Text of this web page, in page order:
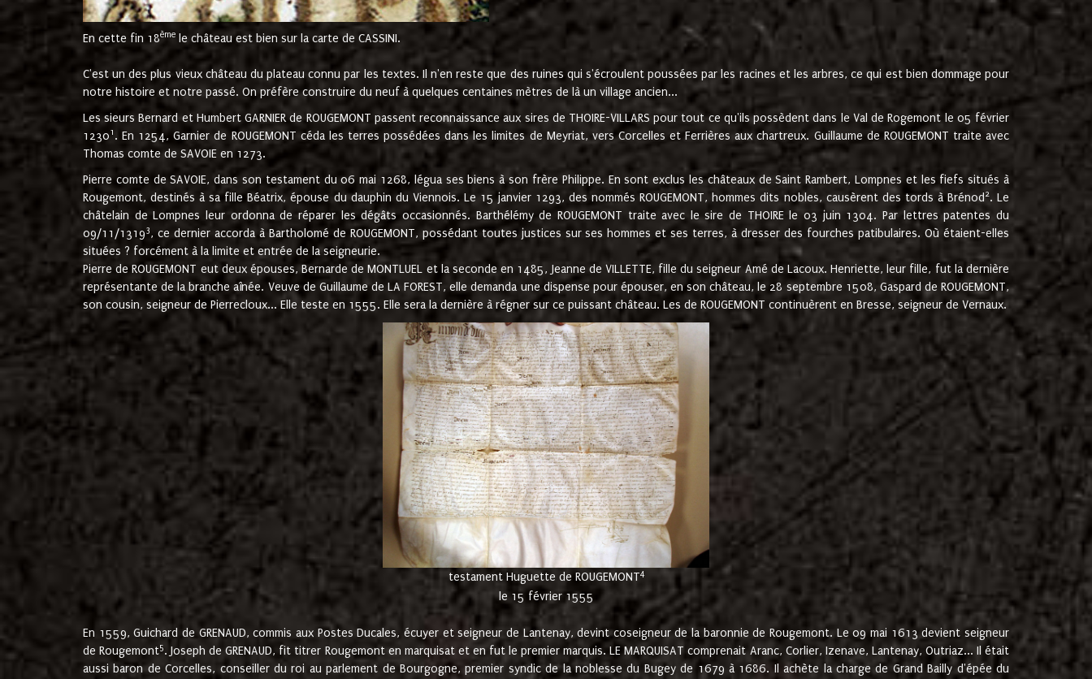
En cette fin 18ème le château est bien sur la carte de CASSINI.
C'est un des plus vieux château du plateau connu par les textes. Il n'en reste que des ruines qui s'écroulent poussées par les racines et les arbres, ce qui est bien dommage pour
notre histoire et notre passé. On préfère construire du neuf à quelques centaines mètres de là un village ancien...
Les sieurs Bernard et Humbert GARNIER de ROUGEMONT passent reconnaissance aux sires de THOIRE-VILLARS pour tout ce qu'ils possèdent dans le Val de Rogemont le 05 février
12301 . En 1254, Garnier de ROUGEMONT céda les terres possédées dans les limites de Meyriat, vers Corcelles et Ferrières aux chartreux. Guillaume de ROUGEMONT traite avec
Thomas comte de SAVOIE en 1273.
Pierre comte de SAVOIE, dans son testament du 06 mai 1268, légua ses biens à son frère Philippe. En sont exclus les châteaux de Saint Rambert, Lompnes et les fiefs situés à
Rougemont, destinés à sa fille Béatrix, épouse du dauphin du Viennois. Le 15 janvier 1293, des nommés ROUGEMONT, hommes dits nobles, causèrent des tords à Brénod 2. Le
châtelain de Lompnes leur ordonna de réparer les dégâts occasionnés. Barthélémy de ROUGEMONT traite avec le sire de THOIRE le 03 juin 1304. Par lettres patentes du
09/11/13193, ce dernier accorda à Bartholomé de ROUGEMONT, possédant toutes justices sur ses hommes et ses terres, à dresser des fourches patibulaires. Où étaient-elles
situées ? forcément à la limite et entrée de la seigneurie.
Pierre de ROUGEMONT eut deux épouses, Bernarde de MONTLUEL et la seconde en 1485, Jeanne de VILLETTE, fille du seigneur Amé de Lacoux. Henriette, leur fille, fut la dernière
représentante de la branche aînée. Veuve de Guillaume de LA FOREST, elle demanda une dispense pour épouser, en son château, le 28 septembre 1508, Gaspard de ROUGEMONT,
son cousin, seigneur de Pierrecloux... Elle teste en 1555. Elle sera la dernière à régner sur ce puissant château. Les de ROUGEMONT continuèrent en Bresse, seigneur de Vernaux.
testament Huguette de ROUGEMONT4
le 15 février 1555
En 1559, Guichard de GRENAUD, commis aux Postes Ducales, écuyer et seigneur de Lantenay, devint coseigneur de la baronnie de Rougemont. Le 09 mai 1613 devient seigneur
de Rougemont5. Joseph de GRENAUD, fit titrer Rougemont en marquisat et en fut le premier marquis. LE MARQUISAT comprenait Aranc, Corlier, Izenave, Lantenay, Outriaz... Il était
aussi baron de Corcelles, conseiller du roi au parlement de Bourgogne, premier syndic de la noblesse du Bugey de 1679 à 1686. Il achète la charge de Grand Bailly d'épée du